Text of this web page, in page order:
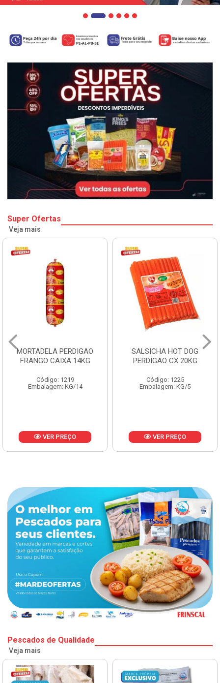
Super Ofertas
Veja mais
MORTADELA PERDIGAO
FRANGO CAIXA 14KG
Código: 1219
Embalagem: KG/14
VER PREÇO
SALSICHA HOT DOG
PERDIGAO CX 20KG
Código: 1225
Embalagem: KG/5
VER PREÇO
Pescados de Qualidade
Veja mais